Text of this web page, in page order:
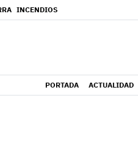
INCENDIOS
PORTADA ACTUALIDAD